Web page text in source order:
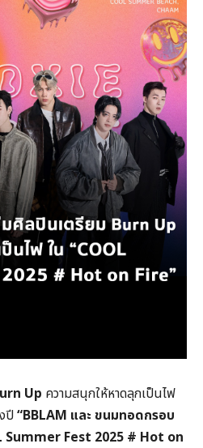
Up ความสนุกให้หาดลุกเป็นไฟ
ปี“BBLAM และ ขนมทอดกรอบ
Summer Fest 2025 # Hot on